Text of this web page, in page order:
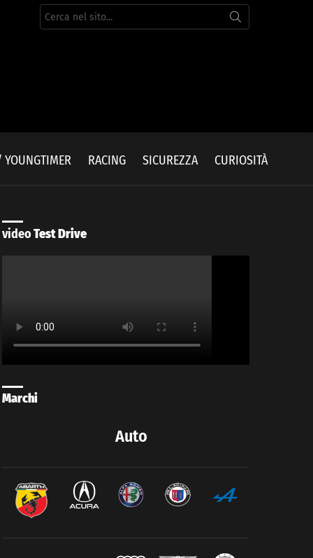
Cerca
per:
YOUNGTIMER RACING SICUREZZA CURIOSITÀ
videoTest Drive
Marchi
Auto